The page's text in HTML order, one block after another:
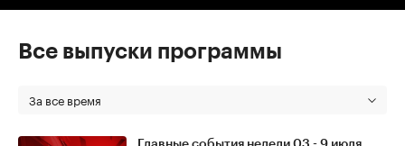
Все выпуски программы
За все время